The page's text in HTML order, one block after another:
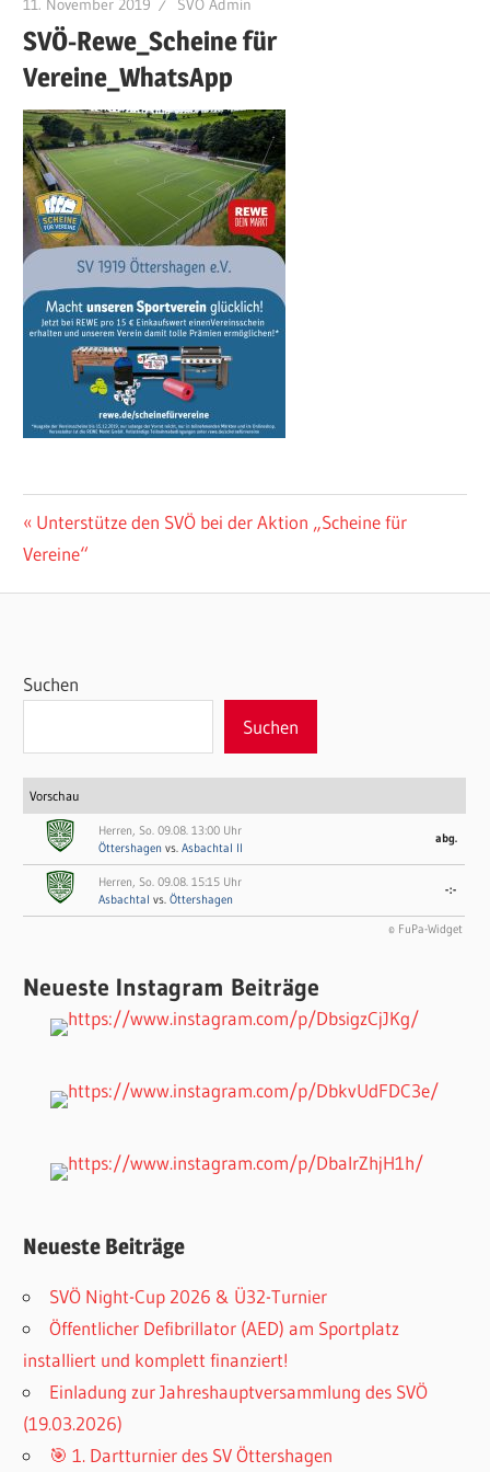
11. November 2019 SVÖ Admin
SVÖ-Rewe_Scheine für
Vereine_WhatsApp
Beitragsnavigation
Vorheriger
Beitrag:
Unterstütze den SVÖ bei der Aktion „Scheine für
Vereine“
Suchen
Suchen
Vorschau
Herren, So. 09.08. 13:00 Uhr
Öttershagenvs.Asbachtal II
abg.
Herren, So. 09.08. 15:15 Uhr
Asbachtal vs.Öttershagen
-:-
© FuPa-Widget
Neueste Instagram Beiträge
Neueste Beiträge
SVÖ Night-Cup 2026 & Ü32-Turnier
Öffentlicher Defibrillator (AED) am Sportplatz
installiert und komplett finanziert!
Einladung zur Jahreshauptversammlung des SVÖ
(19.03.2026)
🎯 1. Dartturnier des SV Öttershagen